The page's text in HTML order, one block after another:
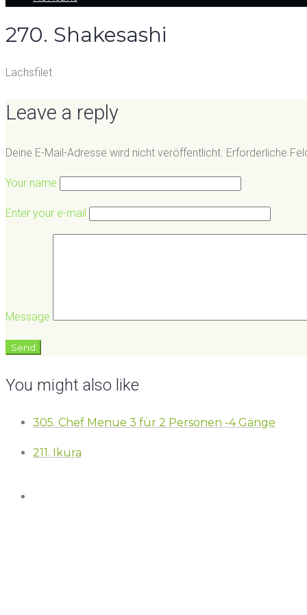
270. Shakesashi
Lachsfilet
Leave a reply
Deine E-Mail-Adresse wird nicht veröffentlicht. Erforderliche
Your name
Enter your e-mail
Message
You might also like
305. Chef Menue 3 für 2 Personen -4 Gänge
211. Ikura